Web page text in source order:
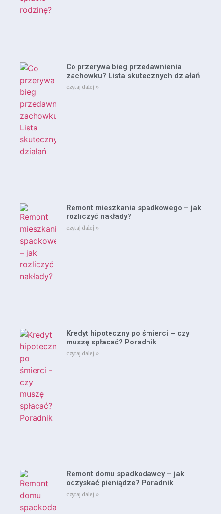
Co przerywa bieg przedawnienia
zachowku? Lista skutecznych działań
czytaj dalej »
Remont mieszkania spadkowego – jak
rozliczyć nakłady?
czytaj dalej »
Kredyt hipoteczny po śmierci – czy
muszę spłacać? Poradnik
czytaj dalej »
Remont domu spadkodawcy – jak
odzyskać pieniądze? Poradnik
czytaj dalej »